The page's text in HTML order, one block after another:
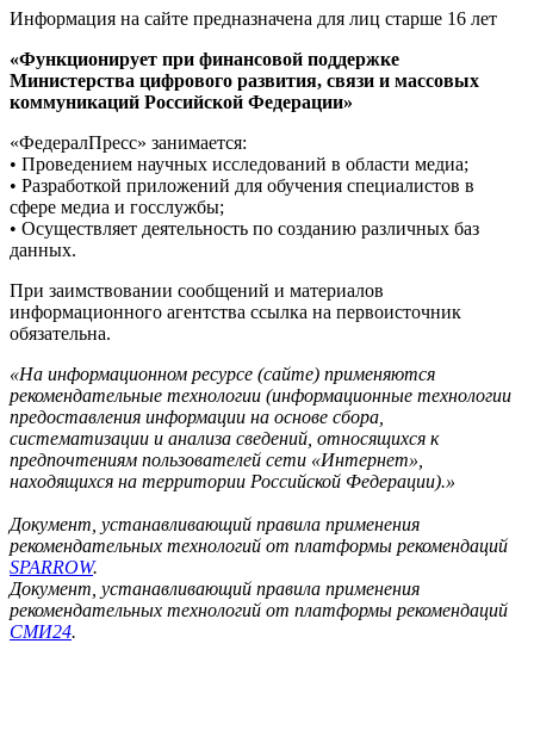
Информация на сайте предназначена для лиц старше 16 лет
«Функционирует при финансовой поддержке
Министерства цифрового развития, связи и массовых
коммуникаций Российской Федерации»
«ФедералПресс» занимается:
• Проведением научных исследований в области медиа;
• Разработкой приложений для обучения специалистов в
сфере медиа и госслужбы;
• Осуществляет деятельность по созданию различных баз
данных.
При заимствовании сообщений и материалов
информационного агентства ссылка на первоисточник
обязательна.
«На информационном ресурсе (сайте) применяются
рекомендательные технологии (информационные технологии
предоставления информации на основе сбора,
систематизации и анализа сведений, относящихся к
предпочтениям пользователей сети «Интернет»,
находящихся на территории Российской Федерации).»
Документ, устанавливающий правила применения
рекомендательных технологий от платформы рекомендаций
SPARROW.
Документ, устанавливающий правила применения
рекомендательных технологий от платформы рекомендаций
СМИ24.